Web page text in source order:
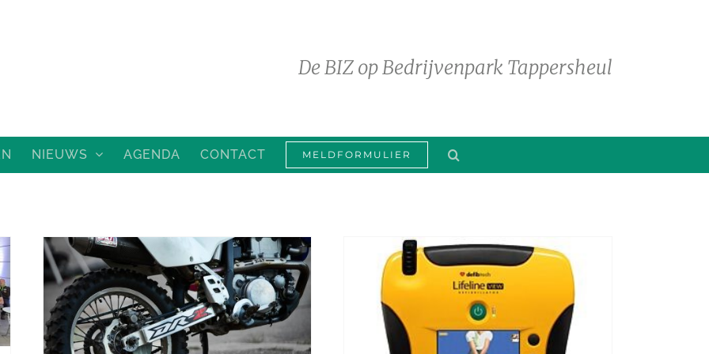
De BIZ op Bedrijvenpark Tappersheul
NIEUWS AGENDA CONTACT MELDFORMULIER